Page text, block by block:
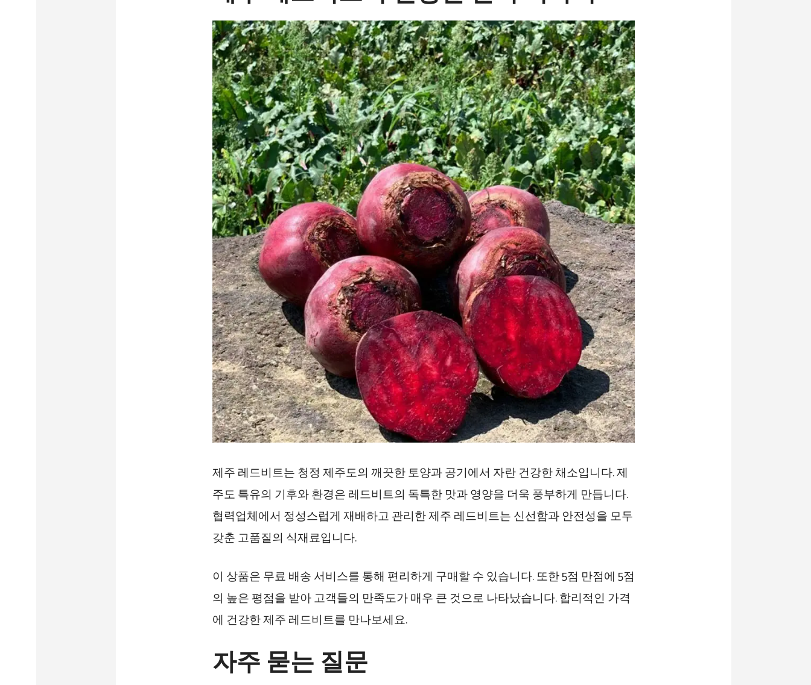
제주 레드비트는 청정 제주도의 깨끗한 토양과 공기에서 자란 건강한 채소입니다. 제
주도 특유의 기후와 환경은 레드비트의 독특한 맛과 영양을 더욱 풍부하게 만듭니다.
협력업체에서 정성스럽게 재배하고 관리한 제주 레드비트는 신선함과 안전성을 모두
갖춘 고품질의 식재료입니다.
이 상품은 무료 배송 서비스를 통해 편리하게 구매할 수 있습니다. 또한 5점 만점에 5점
의 높은 평점을 받아 고객들의 만족도가 매우 큰 것으로 나타났습니다. 합리적인 가격
에 건강한 제주 레드비트를 만나보세요.
자주 묻는 질문